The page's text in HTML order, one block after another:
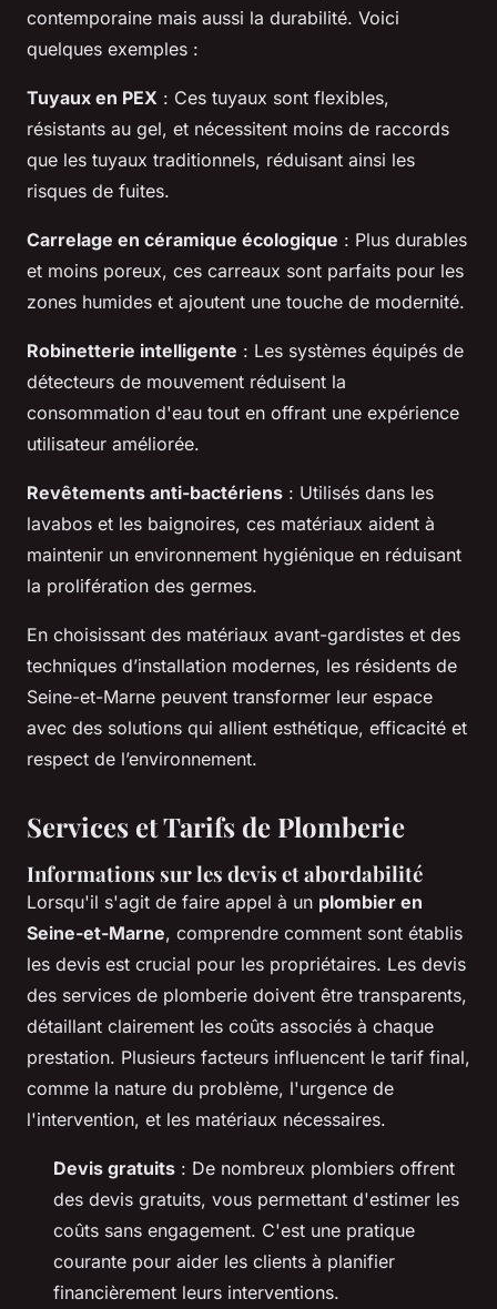
contemporaine mais aussi la durabilité. Voici
quelques exemples :
Tuyaux en PEX : Ces tuyaux sont flexibles,
résistants au gel, et nécessitent moins de raccords
que les tuyaux traditionnels, réduisant ainsi les
risques de fuites.
Carrelage en céramique écologique : Plus durables
et moins poreux, ces carreaux sont parfaits pour les
zones humides et ajoutent une touche de modernité.
Robinetterie intelligente : Les systèmes équipés de
détecteurs de mouvement réduisent la
consommation d'eau tout en offrant une expérience
utilisateur améliorée.
Revêtements anti-bactériens : Utilisés dans les
lavabos et les baignoires, ces matériaux aident à
maintenir un environnement hygiénique en réduisant
la prolifération des germes.
En choisissant des matériaux avant-gardistes et des
techniques d’installation modernes, les résidents de
Seine-et-Marne peuvent transformer leur espace
avec des solutions qui allient esthétique, efficacité et
respect de l’environnement.
Services et Tarifs de Plomberie
Informations sur les devis et abordabilité
Lorsqu'il s'agit de faire appel à un plombier en
Seine-et-Marne, comprendre comment sont établis
les devis est crucial pour les propriétaires. Les devis
des services de plomberie doivent être transparents,
détaillant clairement les coûts associés à chaque
prestation. Plusieurs facteurs influencent le tarif final,
comme la nature du problème, l'urgence de
l'intervention, et les matériaux nécessaires.
Devis gratuits : De nombreux plombiers offrent
des devis gratuits, vous permettant d'estimer les
coûts sans engagement. C'est une pratique
courante pour aider les clients à planifier
financièrement leurs interventions.